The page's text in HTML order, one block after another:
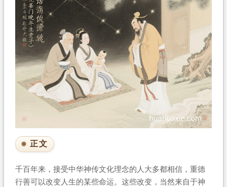
正文
千百年来，接受中华神传文化理念的人大多都相信，重德
行善可以改变人生的某些命运。这些改变，当然来自于神